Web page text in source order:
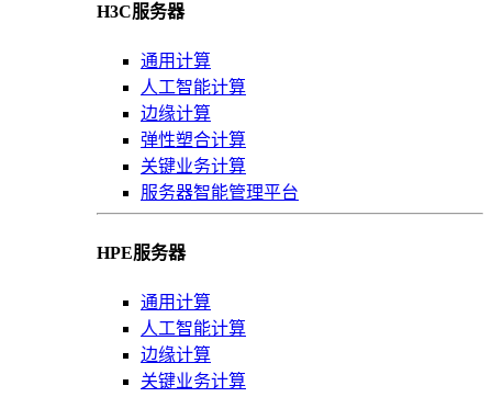
H3C服务器
通用计算
人工智能计算
边缘计算
弹性塑合计算
关键业务计算
服务器智能管理平台
HPE服务器
通用计算
人工智能计算
边缘计算
关键业务计算